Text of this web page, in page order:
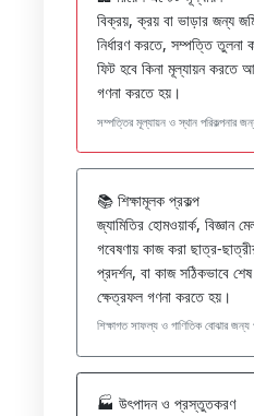
বিক্রয়, ক্রয় বা ভাড়ার জন্য
নির্ধারণ করতে, সম্পত্তি তুলনা
ফিট হবে কিনা মূল্যায়ন করতে
গণনা করতে হয়।
সম্পত্তির মূল্যায়ন ও স্থান পরিকল্পনার
📚 শিক্ষামূলক প্রকল্প
জ্যামিতির হোমওয়ার্ক, বিজ্ঞান
গবেষণায় কাজ করা ছাত্র-
প্রদর্শন, বা কাজ সঠিকভাবে
ক্ষেত্রফল গণনা করতে হয়।
শিক্ষাগত সাফল্য ও গাণিতিক বোঝার
🏭 উৎপাদন ও প্রস্তুতকরণ